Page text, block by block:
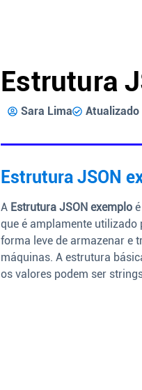
Estrutura
Sara Lima
Estrutura JSON
A Estrutura JSON exemplo
que é amplamente utilizado
forma leve de armazenar e
máquinas. A estrutura
os valores podem ser